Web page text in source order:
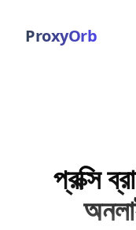
ProxyOrb
প্রক্সি